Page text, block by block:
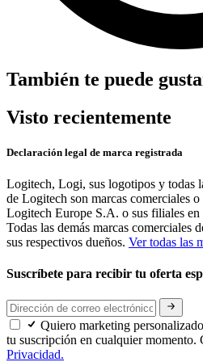
También te puede
Visto recientemente
Declaración legal de marca registrada
Logitech, Logi, sus logotipos y todas
de Logitech son marcas comerciales o
Logitech Europe S.A. o sus filiales
Todas las demás marcas comerciales
sus respectivos dueños. Ver todas las
Suscríbete para recibir tu oferta
Quiero marketing
tu suscripción en cualquier momento.
Privacidad.